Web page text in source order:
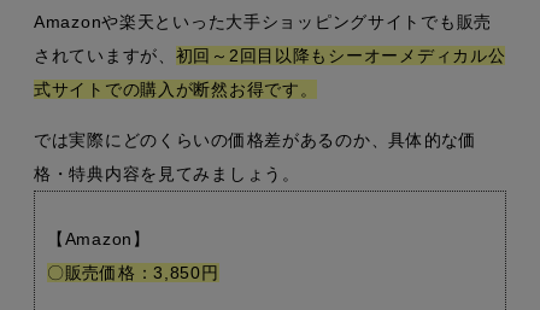
Amazonや楽天といった大手ショッピングサイトでも販売
されていますが、 初回～2回目以降もシーオーメディカル公
式サイトでの購入が断然お得です。
では実際にどのくらいの価格差があるのか、具体的な価
格・特典内容を見てみましょう。
【Amazon】
〇販売価格：3,850円